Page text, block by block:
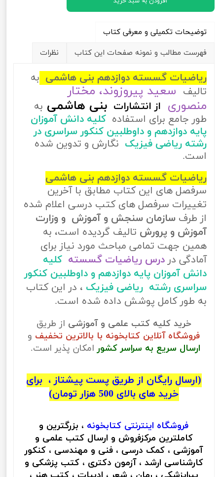
توضیحات تکمیلی و معرفی کتاب
فهرست مطالب و نمونه صفحات این کتاب
نظرات
ریاضیات گسسته دوازدهم بنی هاشمی به
تالیف سعید پیروزوند، مختار
منصوری از انتشارات بنی هاشمی به
طور جامع برای استفاده کلیه دانش آموزان
پایه دوازدهم و داوطلبین کنکور سراسری در
رشته ریاضی فیزیک نگارش و تدوین شده
است.
ریاضیات گسسته دوازدهم بنی هاشمی
سرفصل های این کتاب مطابق با آخرین
تغییرات سرفصل های کتب درسی اعلام شده
از طرف سازمان سنجش و آموزش و وزارت
آموزش و پرورش تالیف گردیده است، به
همین جهت تمامی مباحث مورد نیاز برای
آمادگی در درس ریاضیات گسسته کلیه
دانش آموزان پایه دوازدهم و داوطلبین کنکور
سراسری رشته ریاضی فیزیک ، در این کتاب
به طور کامل پوشش داده شده است.
خرید کلیه کتب علمی و آموزشی از طریق
فروشگاه آنلاین کتابخونه با بالاترین تخفیف و
ارسال سریع به سراسر کشور امکان پذیر است.
(ارسال رایگان از طریق پست پیشتاز ، برای
خرید های بالای 500 هزار تومان)
فروشگاه اینترنتی کتابخونه ، بزرگترین و
کاملترین مرکزفروش و ارسال کتب علمی و
آموزشی ، کمک درسی ، فنی و مهندسی ، کنکور
کارشناسی ارشد ، آزمون دکتری ، کتب پزشکی و